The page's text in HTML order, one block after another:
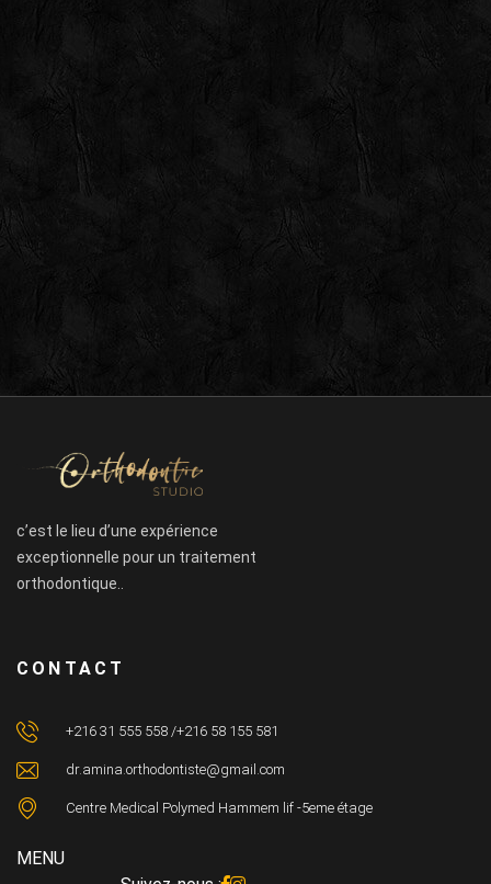
c’est le lieu d’une expérience
exceptionnelle pour un traitement
orthodontique..
CONTACT
+216 31 555 558 /+216 58 155 581
dr.amina.orthodontiste@gmail.com
Centre Medical Polymed Hammem lif -5eme étage
MENU